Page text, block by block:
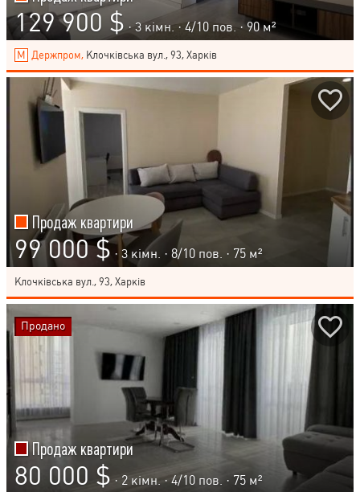
129 900 $ · 3 кімн. ·4/10 пов. · 90 м²
Держпром, Клочківська вул., 93, Харків
Продаж квартири
99 000 $ · 3 кімн. · 8/10 пов. · 75 м²
Клочківська вул., 93, Харків
Продаж квартири
80 000 $ · 2 кімн. ·4/10 пов. · 75 м²
Продано